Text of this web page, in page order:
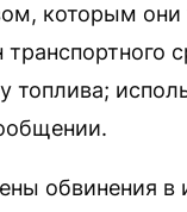
которым
транспортного
топлива;
обвинения в